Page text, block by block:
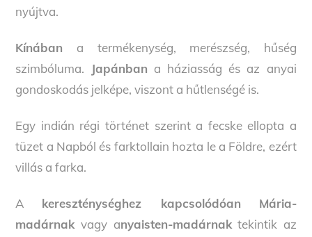
nyújtva.
Kínában​​ a termékenység, merészség, hűség
szimbóluma.​​
Japánban ​​ a háziasság és az anyai
gondoskodás jelképe, viszont a hűtlenségé is.
Egy​​ indián​​ régi történet szerint a fecske ellopta a
tüzet a Napból és farktollain hozta le a Földre, ezért
villás a farka.
A​​ kereszténységhez kapcsolódóan
Mária-
madárnakvagy anyaisten-madárnaktekintik az